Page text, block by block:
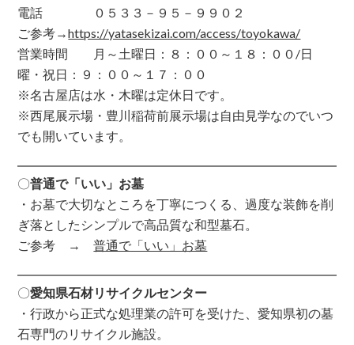
電話 ０５３３－９５－９９０２
ご参考→https://yatasekizai.com/access/toyokawa/
営業時間 月～土曜日：８：００～１８：００/日
曜・祝日：９：００～１７：００
※名古屋店は水・木曜は定休日です。
※西尾展示場・豊川稲荷前展示場は自由見学なのでいつ
でも開いています。
〇普通で「いい」お墓
・お墓で大切なところを丁寧につくる、過度な装飾を削
ぎ落としたシンプルで高品質な和型墓石。
ご参考 →普通で「いい」お墓
〇愛知県石材リサイクルセンター
・行政から正式な処理業の許可を受けた、愛知県初の墓
石専門のリサイクル施設。